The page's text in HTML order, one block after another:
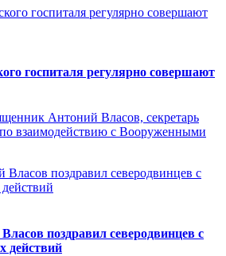
госпиталя регулярно совершают
Антоний Власов, секретарь
по взаимодействию с Вооруженными
поздравил северодвинцев с
действий